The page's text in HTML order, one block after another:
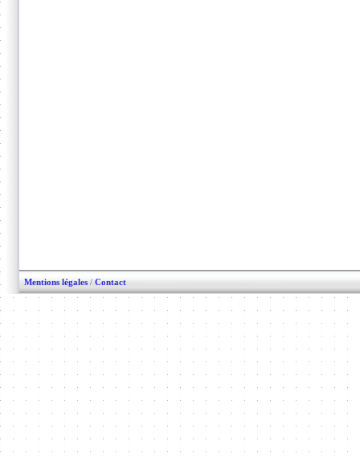
Mentions légales / Contact